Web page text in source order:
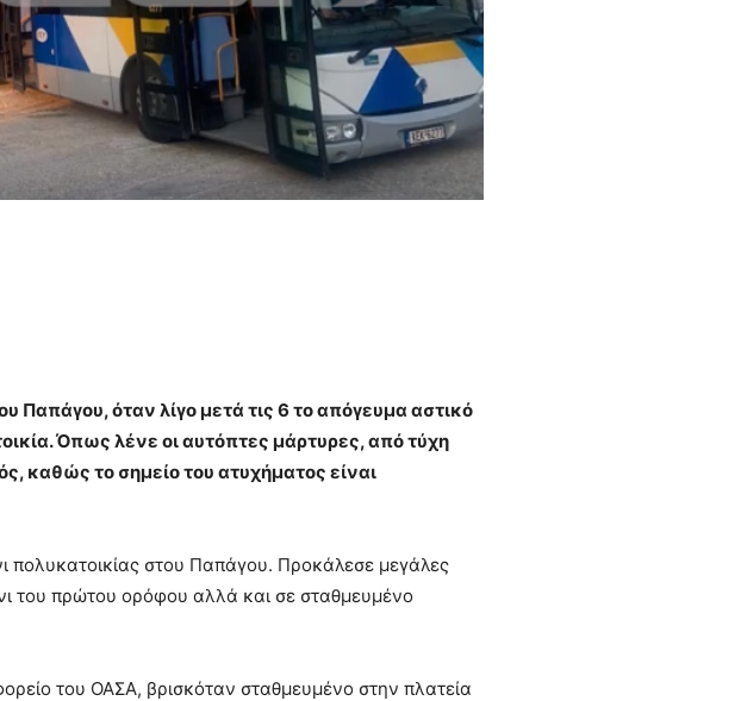
Παπάγου, όταν λίγο μετά τις 6 το απόγευμα αστικό
Όπως λένε οι αυτόπτες μάρτυρες, από τύχη
καθώς το σημείο του ατυχήματος είναι
πολυκατοικίας στου Παπάγου. Προκάλεσε μεγάλες
του πρώτου ορόφου αλλά και σε σταθμευμένο
του ΟΑΣΑ, βρισκόταν σταθμευμένο στην πλατεία